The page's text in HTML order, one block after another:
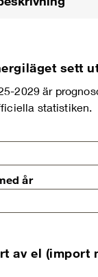
sett
2029 är
statistiken.
år
av el (import